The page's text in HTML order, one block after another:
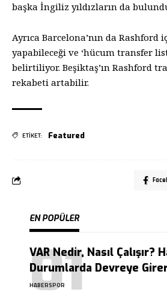
başka İngiliz yıldızların da
Ayrıca Barcelona’nın da Rashford
yapabileceği ve ‘hücum transfer
belirtiliyor. Beşiktaş’ın Rashford
rekabeti artabilir.
ETİKET: Featured
EN POPÜLER
VAR Nedir, Nasıl Çalışır?
Durumlarda Devreye
HABERSPOR